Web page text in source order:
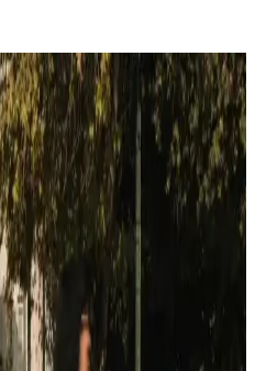
Güncel Bilgi ve
detaylar henüz net olmasa da,
piyasadaki konumu hakkında
takip edin.
Özellikleri ve
Değerlendirme
bilgiler olsa da, uygun
dikkat çekiyor.
hakkında genel bilgiler